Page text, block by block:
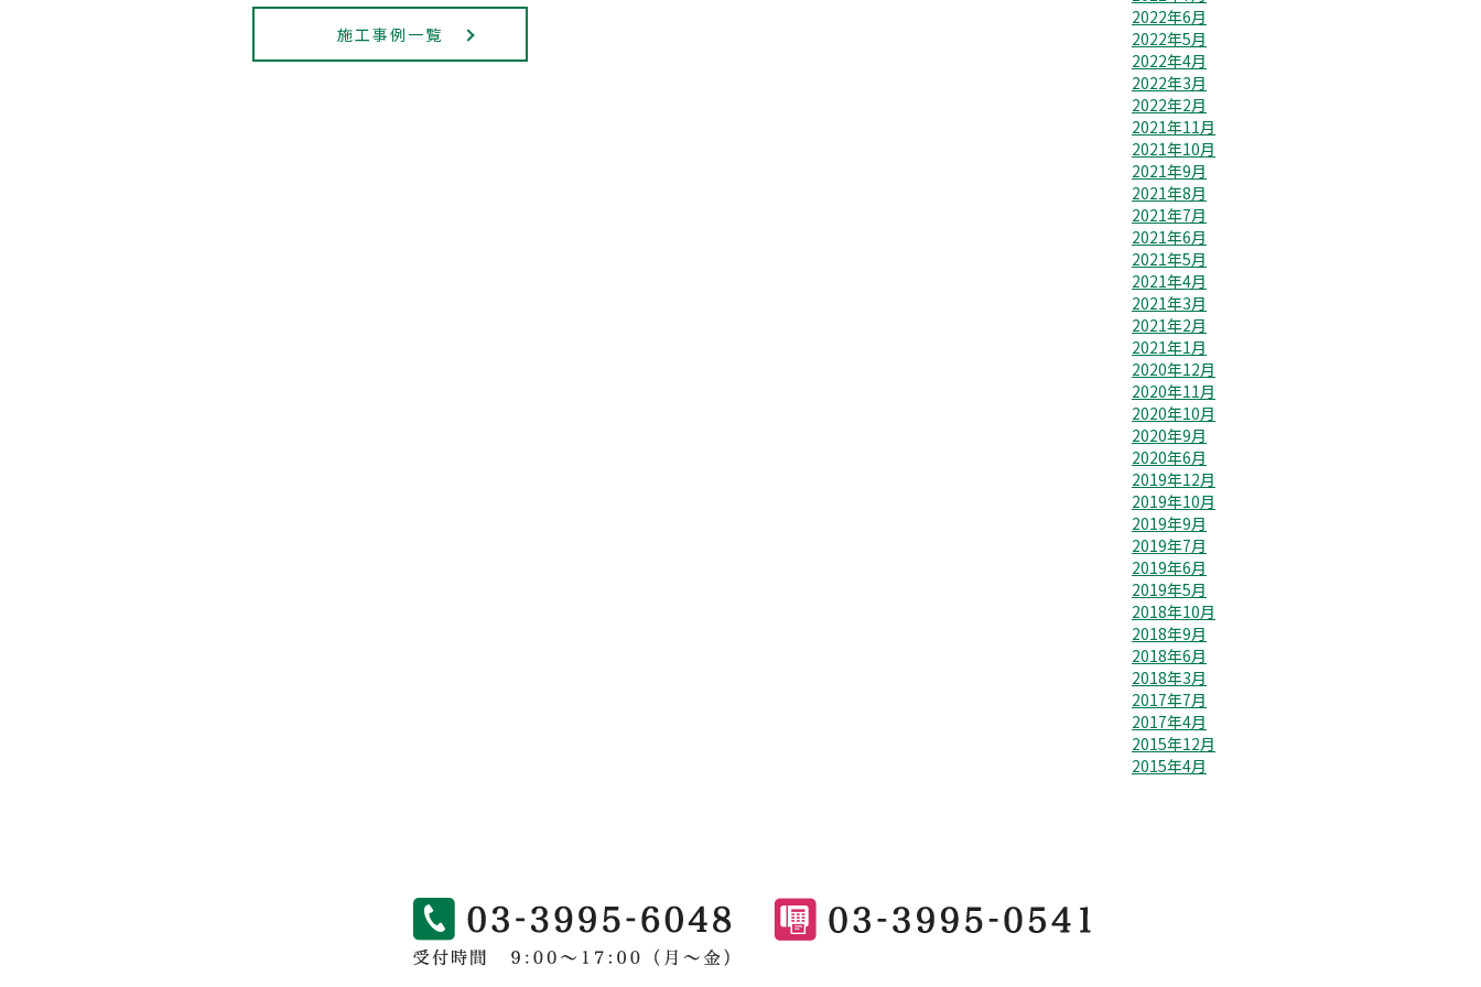
施工事例一覧
2022年6月
2022年5月
2022年4月
2022年3月
2022年2月
2021年11月
2021年10月
2021年9月
2021年8月
2021年7月
2021年6月
2021年5月
2021年4月
2021年3月
2021年2月
2021年1月
2020年12月
2020年11月
2020年10月
2020年9月
2020年6月
2019年12月
2019年10月
2019年9月
2019年7月
2019年6月
2019年5月
2018年10月
2018年9月
2018年6月
2018年3月
2017年7月
2017年4月
2015年12月
2015年4月